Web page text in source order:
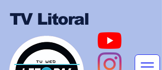
TV Litoral